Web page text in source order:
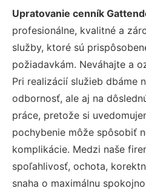
Upratovanie cenník
profesionálne, kvalitné a
služby, ktoré sú
požiadavkám. Neváhajte a
Pri realizácií služieb dbáme
odbornosť, ale aj na
práce, pretože si
pochybenie môže spôsobiť
komplikácie. Medzi naše
spoľahlivosť, ochota,
snaha o maximálnu